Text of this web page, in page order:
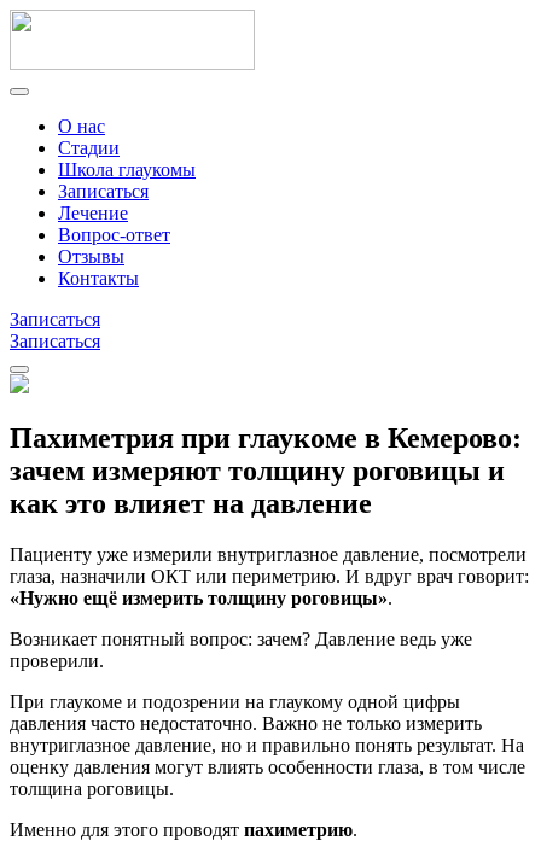
О нас
Стадии
Школа глаукомы
Записаться
Лечение
Вопрос-ответ
Отзывы
Контакты
Записаться
Записаться
Пахиметрия при глаукоме в Кемерово:
зачем измеряют толщину роговицы и
как это влияет на давление
Пациенту уже измерили внутриглазное давление, посмотрели
глаза, назначили ОКТ или периметрию. И вдруг врач говорит:
«Нужно ещё измерить толщину роговицы».
Возникает понятный вопрос: зачем? Давление ведь уже
проверили.
При глаукоме и подозрении на глаукому одной цифры
давления часто недостаточно. Важно не только измерить
внутриглазное давление, но и правильно понять результат. На
оценку давления могут влиять особенности глаза, в том числе
толщина роговицы.
Именно для этого проводят пахиметрию.